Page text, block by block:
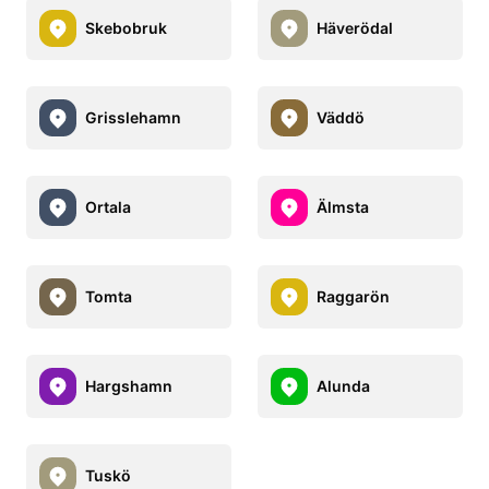
Skebobruk Häverödal
Grisslehamn Väddö
Ortala Älmsta
Tomta Raggarön
Hargshamn Alunda
Tuskö